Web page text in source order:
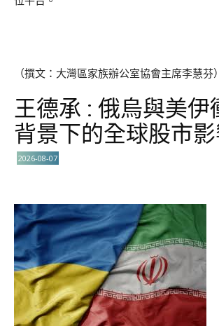
（撰文：大灣區家族辦公室協會主席李慧芬）
王德承 : 俄烏與美伊
背景下的全球股市
2026-08-07